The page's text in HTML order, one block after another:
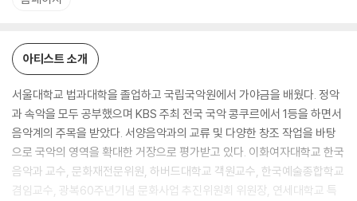
아티스트 소개
서울대학교 법과대학을 졸업하고 국립국악원에서 가야금을 배웠다. 정악
과 속악을 모두 공부했으며 KBS 주최 전국 국악 콩쿠르에서 1등을 하면서
음악계의 주목을 받았다. 서양음악과의 교류 및 다양한 창조 작업을 바탕
으로 국악의 영역을 확대한 거장으로 평가받고 있다. 이화여자대학교 한국
음악과 교수, 문화재전문위원, 하버드대학교 객원교수, 한국예술종합학교
겸임교수, 광복60주년기념 문화사업 추진위원회 위원장, 연세대학교 특